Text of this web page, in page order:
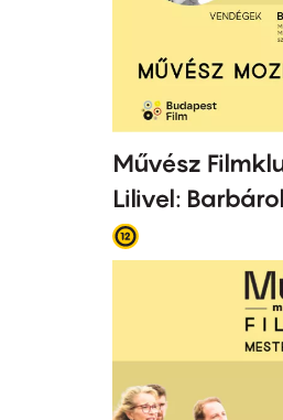
Művész
Lilivel: